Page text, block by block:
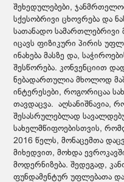
შეხედულებები,
სქესობრივი ცხოვრება და
სათანადო სამართლებრივი
იცავს ფიზიკური პირის
ინახება მასზე და,
შესწორება. კონვენციით
ნებადართულია მხოლოდ
ინტერესები, როგორიცაა
თავდაცვა. აღსანიშნავია,
შესასრულებლად
სახელმწიფოებისთვის,
2016 წელს, მონაცემთა
მიხედვით, მოხდა
მოდერნიზება. შედეგად,
ფუნდამენტურ უფლებათა